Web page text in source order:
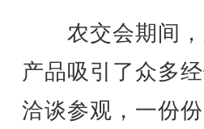
农交会期间，
产品吸引了众多
洽谈参观，一份